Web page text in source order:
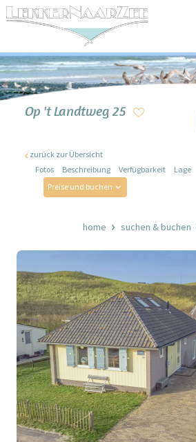
Op 't Landtweg 25
zurück zur Übersicht
Fotos
Beschreibung Verfügbarkeit Lage
Preise und buchen
home suchen & buchen